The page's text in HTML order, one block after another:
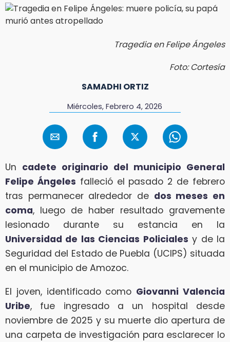
Tragedia en Felipe Ángeles
Foto: Cortesía
SAMADHI ORTIZ
Miércoles, Febrero 4, 2026
Un cadete originario del municipio General
Felipe Ángeles falleció el pasado 2 de febrero
tras permanecer alrededor de dos meses en
coma, luego de haber resultado gravemente
lesionado durante su estancia en la
Universidad de las Ciencias Policiales y de la
Seguridad del Estado de Puebla (UCIPS) situada
en el municipio de Amozoc.
El joven, identificado como Giovanni Valencia
Uribe, fue ingresado a un hospital desde
noviembre de 2025 y su muerte dio apertura de
una carpeta de investigación para esclarecer lo